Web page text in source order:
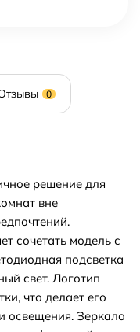
0
решение для
вне
сочетать модель с
подсветка
свет. Логотип
что делает его
освещения. Зеркало